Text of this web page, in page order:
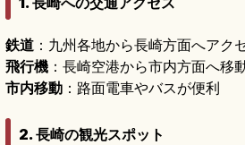
鉄道 ：九州各地から長崎方面へアク
飛行機 ：長崎空港から市内方面へ移
市内移動 ：路面電車やバスが便利
2. 長崎の観光スポット